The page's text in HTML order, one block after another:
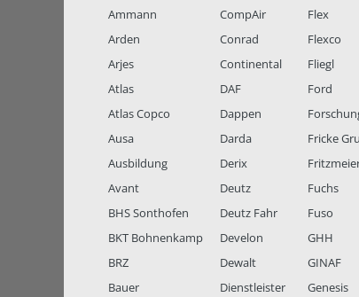
Ammann
Arden
Arjes
Atlas
Atlas Copco
Ausa
Ausbildung
Avant
BHS Sonthofen
BKT Bohnenkamp
BRZ
Bauer
CompAir
Conrad
Continental
DAF
Dappen
Darda
Derix
Deutz
Deutz Fahr
Develon
Dewalt
Dienstleister
Flex
Flexco
Fliegl
Ford
Fricke
Fuchs
Fuso
GHH
GINAF
Genesis